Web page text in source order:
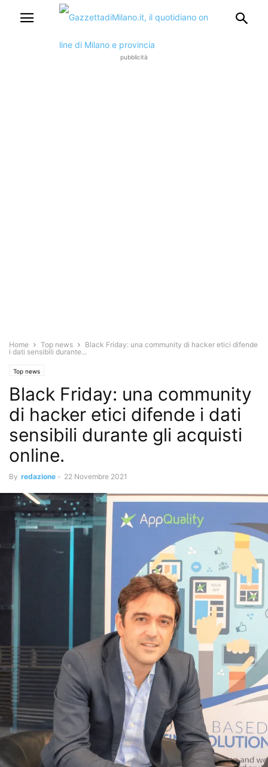
pubblicità
Home Top news
Black Friday: una community di hacker etici difende
i dati sensibili durante...
Top news
Black Friday: una community
di hacker etici difende i dati
sensibili durante gli acquisti
online.
By redazione - 22 Novembre 2021